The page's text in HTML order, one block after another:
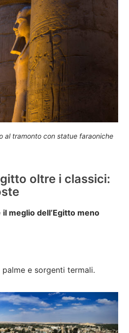
al tramonto con statue faraoniche
oltre i classici:
il meglio dell’Egitto meno
e sorgenti termali.